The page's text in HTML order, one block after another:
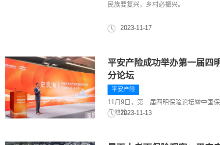
民族要复兴，乡村必振兴。
2023-11-17
平安产险成功举办第一届四
分论坛
平安产险
11月9日，第一届四明保险论坛暨中国
各地的...2023-11-13